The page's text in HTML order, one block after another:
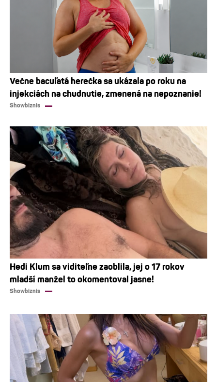
Večne bacuľatá herečka sa ukázala po roku na
injekciách na chudnutie, zmenená na nepoznanie!
Showbiznis
Hedi Klum sa viditeľne zaoblila, jej o 17 rokov
mladší manžel to okomentoval jasne!
Showbiznis